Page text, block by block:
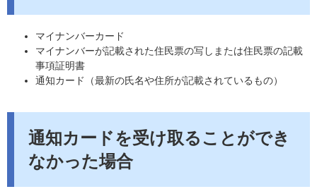
マイナンバーカード
マイナンバーが記載された住民票の写しまたは住民票の記載
事項証明書
通知カード（最新の氏名や住所が記載されているもの）
通知カードを受け取ることができ
なかった場合